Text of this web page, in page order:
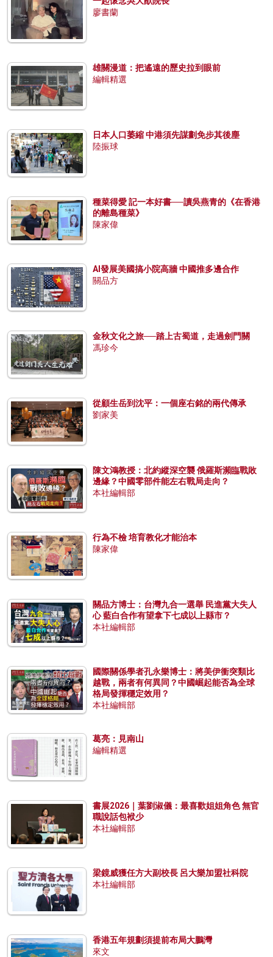
廖書蘭
雄關漫道：把遙遠的歷史拉到眼前
編輯精選
日本人口萎縮 中港須先謀劃免步其後塵
陸振球
種菜得愛 記一本好書──讀吳燕青的《在香港
的離島種菜》
陳家偉
AI發展美國搞小院高牆 中國推多邊合作
關品方
金秋文化之旅──踏上古蜀道，走過劍門關
馮珍今
從顧生岳到沈平：一個座右銘的兩代傳承
劉家美
陳文鴻教授：北約縱深空襲 俄羅斯瀕臨戰敗
邊緣？中國零部件能左右戰局走向？
本社編輯部
行為不檢 培育教化才能治本
陳家偉
關品方博士：台灣九合一選舉 民進黨大失人
心 藍白合作有望拿下七成以上縣市？
本社編輯部
國際關係學者孔永樂博士：將美伊衝突類比
越戰，兩者有何異同？中國崛起能否為全球
格局發揮穩定效用？
本社編輯部
葛亮：見南山
編輯精選
書展2026｜葉劉淑儀：最喜歡姐姐角色 無官
職說話包袱少
本社編輯部
梁鏡威獲任方大副校長 呂大樂加盟社科院
本社編輯部
香港五年規劃須提前布局大鵬灣
來文